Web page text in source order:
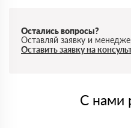
Остались вопросы?
Оставляй заявку и
Оставить заявку на
С нами